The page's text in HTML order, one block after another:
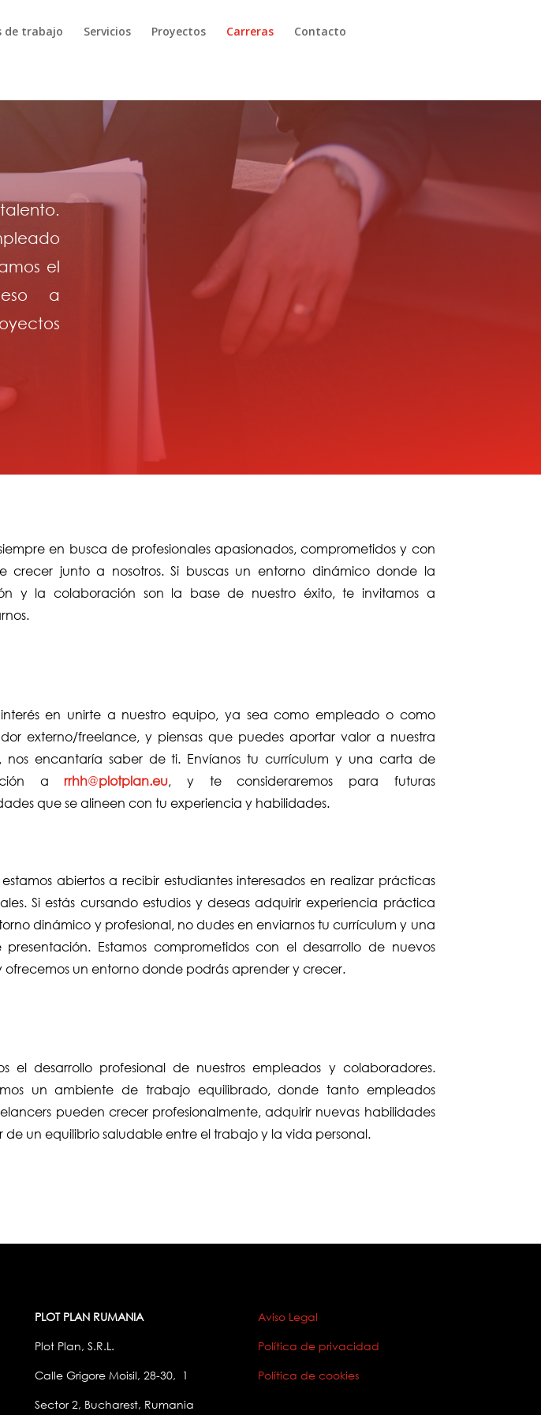
de trabajo Servicios Proyectos Carreras Contacto
el
a
en busca de profesionales apasionados, comprometidos y con
crecer junto a nosotros. Si buscas un entorno dinámico donde la
y la colaboración son la base de nuestro éxito, te invitamos a
interés en unirte a nuestro equipo, ya sea como empleado o como
externo/freelance, y piensas que puedes aportar valor a nuestra
nos encantaría saber de ti. Envíanos tu currículum y una carta de
arrhh@plotplan.eu, y te consideraremos para futuras
que se alineen con tu experiencia y habilidades.
abiertos a recibir estudiantes interesados en realizar prácticas
Si estás cursando estudios y deseas adquirir experiencia práctica
dinámico y profesional, no dudes en enviarnos tu currículum y una
Estamos comprometidos con el desarrollo de nuevos
ofrecemos un entorno donde podrás aprender y crecer.
el desarrollo profesional de nuestros empleados y colaboradores.
un ambiente de trabajo equilibrado, donde tanto empleados
pueden crecer profesionalmente, adquirir nuevas habilidades
de un equilibrio saludable entre el trabajo y la vida personal.
PLOT PLAN RUMANIA
Plot Plan, S.R.L.
Calle Grigore Moisil, 28-30, 1
Sector 2, Bucharest, Rumania
Aviso Legal
Política de privacidad
Política de cookies